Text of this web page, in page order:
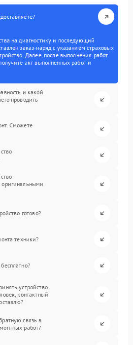
на диагностику и последующий
заказ-наряд с указанием страховых
Далее, после выполнения работ
акт выполненных работ и
и какой
проводить
Сможете
оригинальными
готово?
техники?
устройство
контактный
связь в
работ?